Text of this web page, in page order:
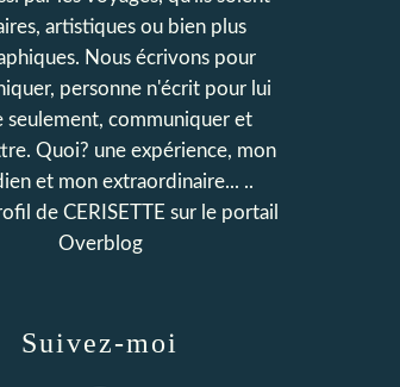
Suivez-moi
artistiques ou bien plus
Nous écrivons pour
personne n'écrit pour lui
seulement, communiquer et
Quoi? une expérience, mon
et mon extraordinaire... ..
de CERISETTE sur le portail
Overblog